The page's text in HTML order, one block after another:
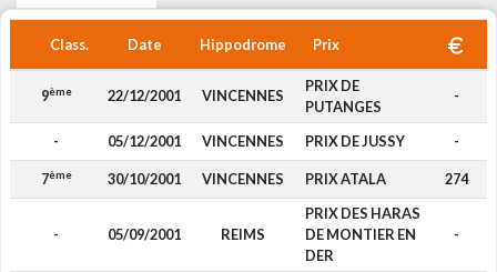
Class. Date Hippodrome Prix
9ème 22/12/2001 VINCENNES
PRIX DE
PUTANGES
-
- 05/12/2001 VINCENNES PRIX DE JUSSY -
7ème 30/10/2001 VINCENNES PRIX ATALA 274
- 05/09/2001 REIMS
PRIX DES HARAS
DE MONTIER EN
DER
-